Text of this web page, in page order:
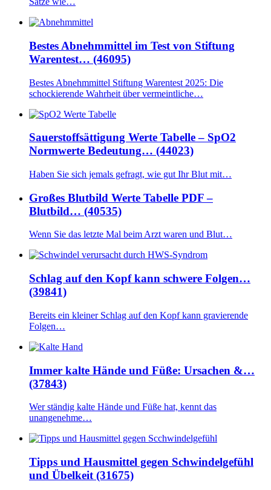
Bestes Abnehmmittel im Test von Stiftung
Warentest… (46095)
Bestes Abnehmmittel Stiftung Warentest 2025: Die
schockierende Wahrheit über vermeintliche…
Sauerstoffsättigung Werte Tabelle – SpO2
Normwerte Bedeutung… (44023)
Haben Sie sich jemals gefragt, wie gut Ihr Blut mit…
Großes Blutbild Werte Tabelle PDF –
Blutbild… (40535)
Wenn Sie das letzte Mal beim Arzt waren und Blut…
Schlag auf den Kopf kann schwere Folgen…
(39841)
Bereits ein kleiner Schlag auf den Kopf kann gravierende
Folgen…
Immer kalte Hände und Füße: Ursachen &…
(37843)
Wer ständig kalte Hände und Füße hat, kennt das
unangenehme…
Tipps und Hausmittel gegen Schwindelgefühl
und Übelkeit (31675)